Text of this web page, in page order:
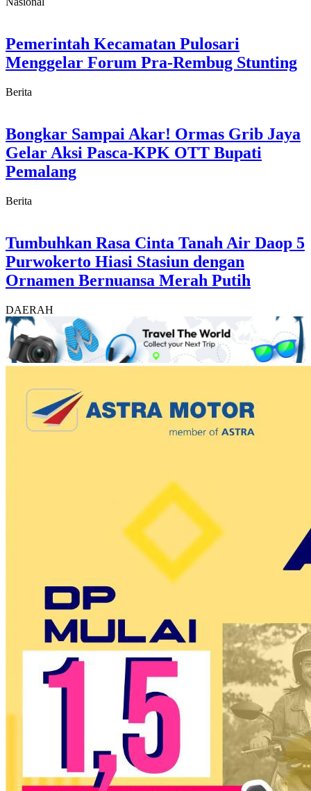
Pemerintah Kecamatan Pulosari
Menggelar Forum Pra-Rembug Stunting
Berita
Bongkar Sampai Akar! Ormas Grib Jaya
Gelar Aksi Pasca-KPK OTT Bupati
Pemalang
Berita
Tumbuhkan Rasa Cinta Tanah Air Daop 5
Purwokerto Hiasi Stasiun dengan
Ornamen Bernuansa Merah Putih
DAERAH